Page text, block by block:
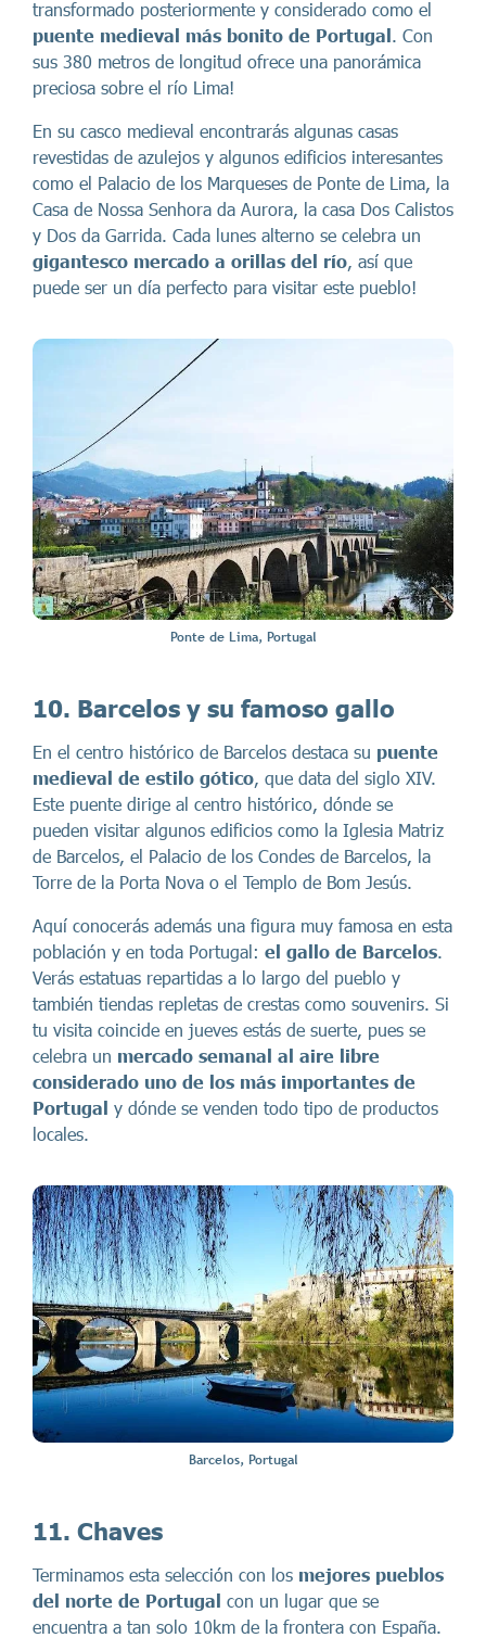
transformado posteriormente y considerado como el
puente medieval más bonito de Portugal. Con
sus 380 metros de longitud ofrece una panorámica
preciosa sobre el río Lima!
En su casco medieval encontrarás algunas casas
revestidas de azulejos y algunos edificios interesantes
como el Palacio de los Marqueses de Ponte de Lima, la
Casa de Nossa Senhora da Aurora, la casa Dos Calistos
y Dos da Garrida. Cada lunes alterno se celebra un
gigantesco mercado a orillas del río, así que
puede ser un día perfecto para visitar este pueblo!
Ponte de Lima, Portugal
10. Barcelos y su famoso gallo
En el centro histórico de Barcelos destaca su puente
medieval de estilo gótico, que data del siglo XIV.
Este puente dirige al centro histórico, dónde se
pueden visitar algunos edificios como la Iglesia Matriz
de Barcelos, el Palacio de los Condes de Barcelos, la
Torre de la Porta Nova o el Templo de Bom Jesús.
Aquí conocerás además una figura muy famosa en esta
población y en toda Portugal: el gallo de Barcelos.
Verás estatuas repartidas a lo largo del pueblo y
también tiendas repletas de crestas como souvenirs. Si
tu visita coincide en jueves estás de suerte, pues se
celebra un mercado semanal al aire libre
considerado uno de los más importantes de
Portugal y dónde se venden todo tipo de productos
locales.
Barcelos, Portugal
11. Chaves
Terminamos esta selección con los mejores pueblos
del norte de Portugal con un lugar que se
encuentra a tan solo 10km de la frontera con España.